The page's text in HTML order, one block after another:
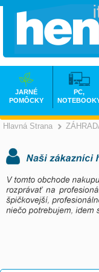
Hlavná Strana
JARNÉ
POMÔCKY
PC,